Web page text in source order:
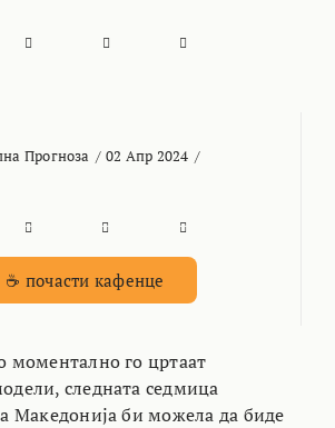
Прогноза / 02 Апр 2024 /
☕ почасти кафенце
моментално го цртаат
следната седмица
Македонија би можела да биде